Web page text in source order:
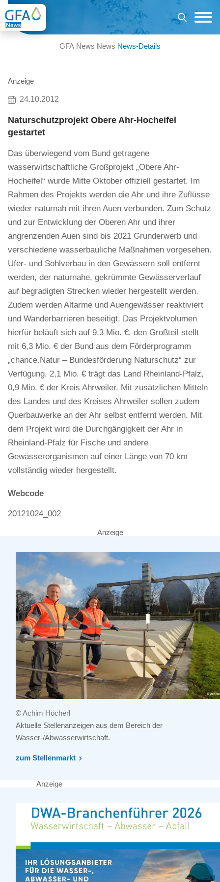
GFA News News News-Details
Anzeige
24.10.2012
Naturschutzprojekt Obere Ahr-Hocheifel
gestartet
Das überwiegend vom Bund getragene
wasserwirtschaftliche Großprojekt „Obere Ahr-
Hocheifel“ wurde Mitte Oktober offiziell gestartet. Im
Rahmen des Projekts werden die Ahr und ihre Zuflüsse
wieder naturnah mit ihren Auen verbunden. Zum Schutz
und zur Entwicklung der Oberen Ahr und ihrer
angrenzenden Auen sind bis 2021 Grunderwerb und
verschiedene wasserbauliche Maßnahmen vorgesehen.
Ufer- und Sohlverbau in den Gewässern soll entfernt
werden, der naturnahe, gekrümmte Gewässerverlauf
auf begradigten Strecken wieder hergestellt werden.
Zudem werden Altarme und Auengewässer reaktiviert
und Wanderbarrieren beseitigt. Das Projektvolumen
hierfür beläuft sich auf 9,3 Mio. €, den Großteil stellt
mit 6,3 Mio. € der Bund aus dem Förderprogramm
„chance.Natur – Bundesförderung Naturschutz“ zur
Verfügung. 2,1 Mio. € trägt das Land Rheinland-Pfalz,
0,9 Mio. € der Kreis Ahrweiler. Mit zusätzlichen Mitteln
des Landes und des Kreises Ahrweiler sollen zudem
Querbauwerke an der Ahr selbst entfernt werden. Mit
dem Projekt wird die Durchgängigkeit der Ahr in
Rheinland-Pfalz für Fische und andere
Gewässerorganismen auf einer Länge von 70 km
vollständig wieder hergestellt.
Webcode
20121024_002
Anzeige
© Achim Höcherl
Aktuelle Stellenanzeigen aus dem Bereich der
Wasser-/Abwasserwirtschaft.
zum Stellenmarkt
Anzeige